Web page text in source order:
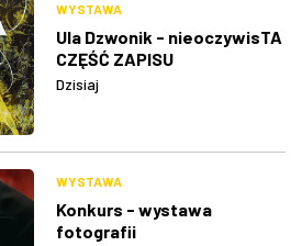
WYSTAWA
Ula Dzwonik - nieoczywisTA
CZĘŚĆ ZAPISU
Dzisiaj
WYSTAWA
Konkurs - wystawa
fotografii